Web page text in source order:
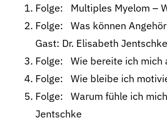
Folge: Multiples Myelom –
Folge: Was können
Gast: Dr. Elisabeth Jentschke
Folge: Wie bereite ich mich
Folge: Wie bleibe ich
Folge: Warum fühle ich
Jentschke